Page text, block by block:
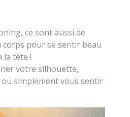
ce sont aussi de
pour se sentir beau
la tête !
votre silhouette,
simplement vous sentir